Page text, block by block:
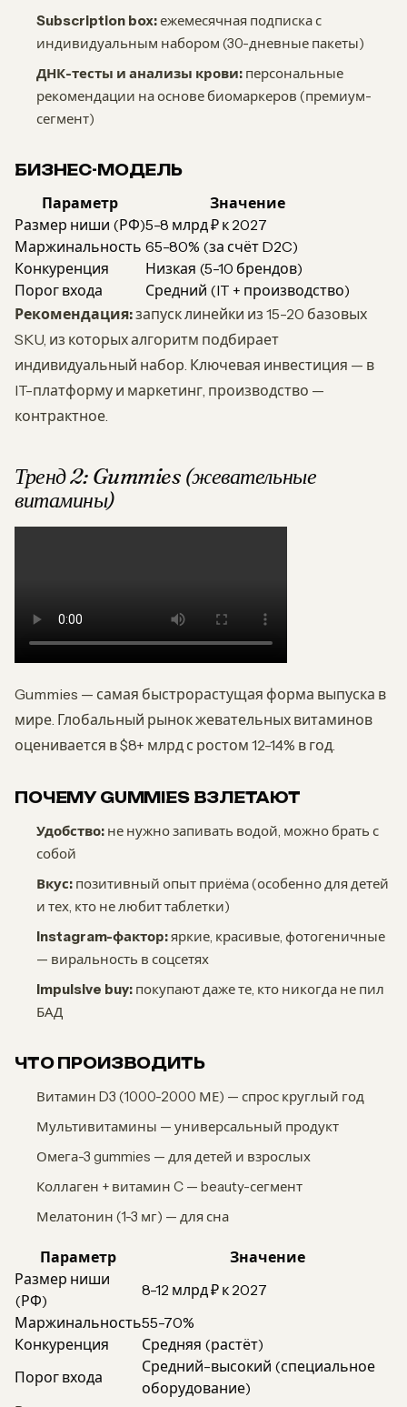
Subscription box:ежемесячная подписка с
индивидуальным набором (30-дневные пакеты)
ДНК-тесты и анализы крови: персональные
рекомендации на основе биомаркеров (премиум-
сегмент)
БИЗНЕС-МОДЕЛЬ
Параметр
Значение
Размер ниши (РФ)5-8 млрд ₽ к 2027
Маржинальность 65-80% (за счёт D2C)
Конкуренция
Низкая (5-10 брендов)
Порог входа
Средний (IT + производство)
Рекомендация:запуск линейки из 15-20 базовых
SKU, из которых алгоритм подбирает
индивидуальный набор. Ключевая инвестиция — в
IT-платформу и маркетинг, производство —
контрактное.
Тренд 2: Gummies (жевательные
витамины)
Gummies — самая быстрорастущая форма выпуска в
мире. Глобальный рынок жевательных витаминов
оценивается в $8+ млрд с ростом 12-14% в год.
ПОЧЕМУ GUMMIES ВЗЛЕТАЮТ
Удобство: не нужно запивать водой, можно брать с
собой
Вкус: позитивный опыт приёма (особенно для детей
и тех, кто не любит таблетки)
Instagram-фактор:яркие, красивые, фотогеничные
— виральность в соцсетях
Impulsive buy: покупают даже те, кто никогда не пил
БАД
ЧТО ПРОИЗВОДИТЬ
Витамин D3 (1000-2000 МЕ) — спрос круглый год
Мультивитамины — универсальный продукт
Омега-3 gummies — для детей и взрослых
Коллаген + витамин C — beauty-сегмент
Мелатонин (1-3 мг) — для сна
Параметр
Значение
Размер ниши
(РФ)
8-12 млрд ₽ к 2027
Маржинальность55-70%
Конкуренция
Средняя (растёт)
Порог входа
Средний-высокий (специальное
оборудование)